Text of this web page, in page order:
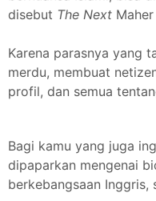
disebut The Next
Karena parasnya yang
merdu, membuat
profil, dan semua
Bagi kamu yang juga
dipaparkan mengenai
berkebangsaan Inggris,